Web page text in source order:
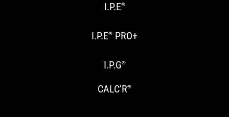
I.P.E®
I.P.E® PRO+
I.P.G®
CALC’R®